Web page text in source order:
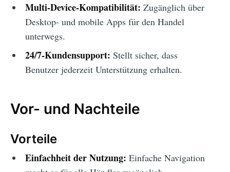
Multi-Device-Kompatibilität: Zugänglich über
Desktop- und mobile Apps für den Handel
unterwegs.
24/7-Kundensupport: Stellt sicher, dass
Benutzer jederzeit Unterstützung erhalten.
Vor- und Nachteile
Vorteile
Einfachheit der Nutzung: Einfache Navigation